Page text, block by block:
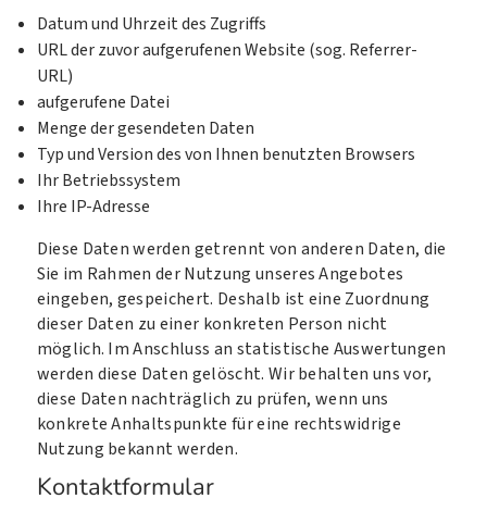
Datum und Uhrzeit des Zugriffs
URL der zuvor aufgerufenen Website (sog. Referrer-
URL)
aufgerufene Datei
Menge der gesendeten Daten
Typ und Version des von Ihnen benutzten Browsers
Ihr Betriebssystem
Ihre IP-Adresse
Diese Daten werden getrennt von anderen Daten, die
Sie im Rahmen der Nutzung unseres Angebotes
eingeben, gespeichert. Deshalb ist eine Zuordnung
dieser Daten zu einer konkreten Person nicht
möglich. Im Anschluss an statistische Auswertungen
werden diese Daten gelöscht. Wir behalten uns vor,
diese Daten nachträglich zu prüfen, wenn uns
konkrete Anhaltspunkte für eine rechtswidrige
Nutzung bekannt werden.
Kontaktformular